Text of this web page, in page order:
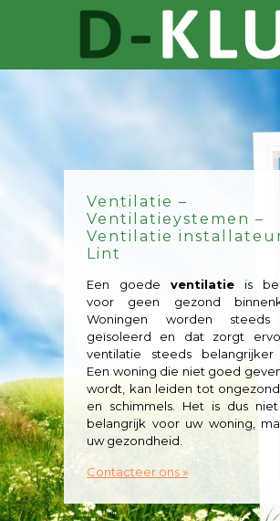
Ventilatie –
Ventilatieystemen –
Ventilatie
Lint
Een goede ventilatie is
voor geen gezond
Woningen worden
geïsoleerd en dat zorgt
ventilatie steeds belangrijker
Een woning die niet goed
wordt, kan leiden tot
en schimmels. Het is dus
belangrijk voor uw woning,
uw gezondheid.
Contacteer ons »